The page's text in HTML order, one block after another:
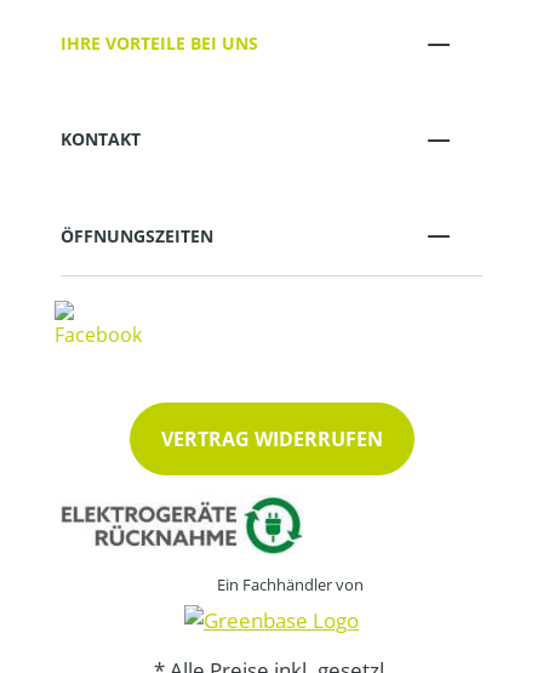
IHRE VORTEILE BEI UNS
KONTAKT
ÖFFNUNGSZEITEN
VERTRAG WIDERRUFEN
Ein Fachhändler von